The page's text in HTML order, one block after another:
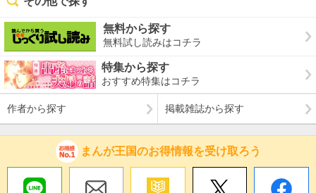
無料から探す
無料試し読みはコチラ
特集から探す
おすすめ特集はコチラ
作者から探す 掲載雑誌から探す
まんが王国のお得情報を受け取ろう